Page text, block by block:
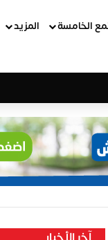
الخامسة المزيد